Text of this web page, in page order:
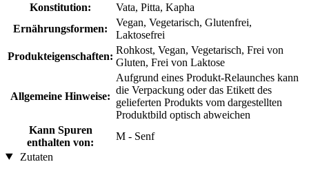
Konstitution:
Vata, Pitta, Kapha
Ernährungsformen:
Vegan, Vegetarisch, Glutenfrei,
Laktosefrei
Produkteigenschaften:
Rohkost, Vegan, Vegetarisch, Frei von
Gluten, Frei von Laktose
Allgemeine Hinweise:
Aufgrund eines Produkt-Relaunches kann
die Verpackung oder das Etikett des
gelieferten Produkts vom dargestellten
Produktbild optisch abweichen
Kann Spuren
enthalten von:
M - Senf
Zutaten